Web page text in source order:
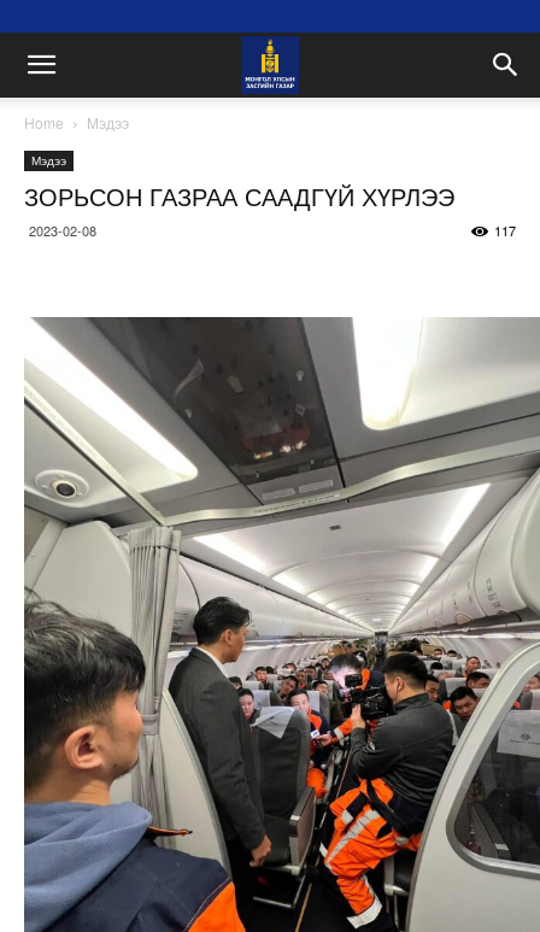
Home Мэдээ
Мэдээ
ЗОРЬСОН ГАЗРАА СААДГҮЙ ХҮРЛЭЭ
2023-02-08 117